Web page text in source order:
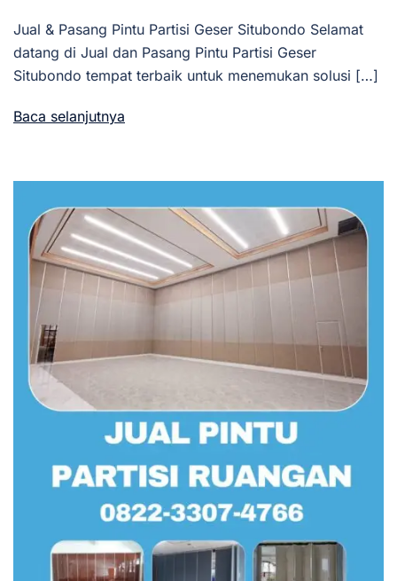
Jual & Pasang Pintu Partisi Geser Situbondo Selamat
datang di Jual dan Pasang Pintu Partisi Geser
Situbondo tempat terbaik untuk menemukan solusi […]
Baca selanjutnya